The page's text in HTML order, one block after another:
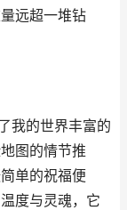
远超一堆钻
我的世界丰富的
图的情节推
单的祝福便
度与灵魂，它